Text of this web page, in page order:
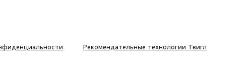
Рекомендательные технологии Твигл